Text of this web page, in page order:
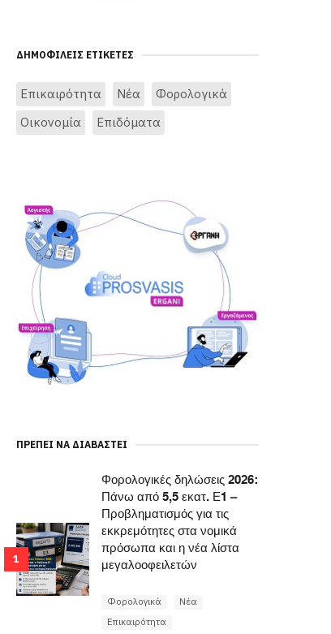
ΔΗΜΟΦΙΛΕΊΣ ΕΤΙΚΈΤΕΣ
Επικαιρότητα Νέα
Φορολογικά
Οικονομία
Επιδόματα
ΠΡΈΠΕΙ ΝΑ ΔΙΑΒΑΣΤΕΊ
1
Φορολογικές δηλώσεις 2026:
Πάνω από 5,5 εκατ. Ε1 –
Προβληματισμός για τις
εκκρεμότητες στα νομικά
πρόσωπα και η νέα λίστα
μεγαλοοφειλετών
Φορολογικά
Νέα
Επικαιρότητα